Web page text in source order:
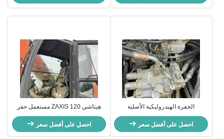
الحفرة الهيدروليكية الأصلية
المستخدمة HITACHI Zax120 الحفرة
الهيدروليكية لمهندسة البناء
احصل على أفضل سعر
هيتاشي ZAXIS 120 مستعمل حفر
الحفر التحكم عن بعد 1 طن الحمل
للبناء
احصل على أفضل سعر